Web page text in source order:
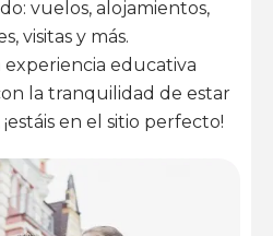
vuelos, alojamientos,
visitas y más.
experiencia educativa
la tranquilidad de estar
en el sitio perfecto!